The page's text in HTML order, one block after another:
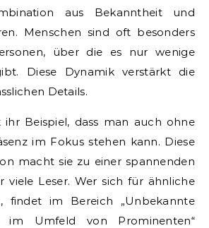
aus Bekanntheit und
Menschen sind oft besonders
über die es nur wenige
Diese Dynamik verstärkt die
Details.
ihr Beispiel, dass man auch ohne
im Fokus stehen kann. Diese
macht sie zu einer spannenden
viele Leser. Wer sich für ähnliche
findet im Bereich „Unbekannte
im Umfeld von Prominenten“